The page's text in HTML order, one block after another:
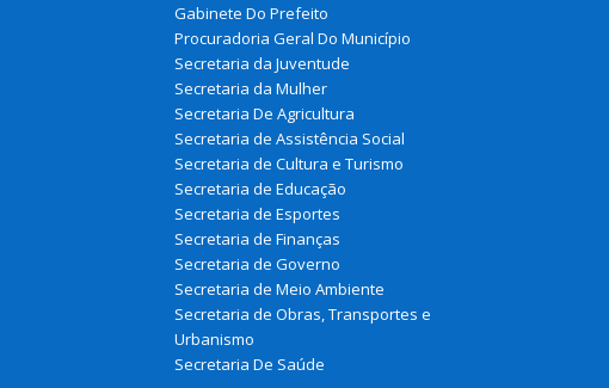
Gabinete Do Prefeito
Procuradoria Geral Do Município
Secretaria da Juventude
Secretaria da Mulher
Secretaria De Agricultura
Secretaria de Assistência Social
Secretaria de Cultura e Turismo
Secretaria de Educação
Secretaria de Esportes
Secretaria de Finanças
Secretaria de Governo
Secretaria de Meio Ambiente
Secretaria de Obras, Transportes e
Urbanismo
Secretaria De Saúde